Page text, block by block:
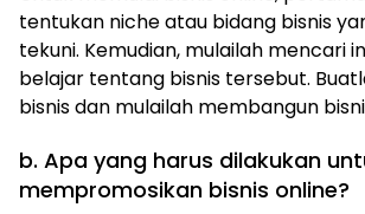
tentukan niche atau bidang bisnis
tekuni. Kemudian, mulailah mencari
belajar tentang bisnis tersebut.
bisnis dan mulailah membangun
b. Apa yang harus dilakukan
mempromosikan bisnis online?